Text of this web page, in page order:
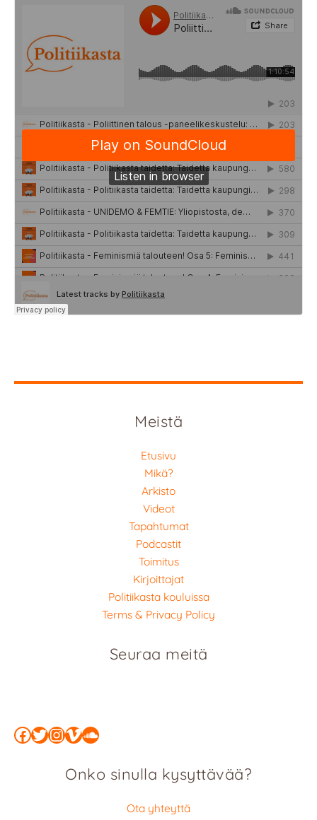
Meistä
Etusivu
Mikä?
Arkisto
Videot
Tapahtumat
Podcastit
Toimitus
Kirjoittajat
Politiikasta kouluissa
Terms & Privacy Policy
Seuraa meitä
Facebook
Twitter
Instagram
Vimeo
SoundCloud
Onko sinulla kysyttävää?
Ota yhteyttä